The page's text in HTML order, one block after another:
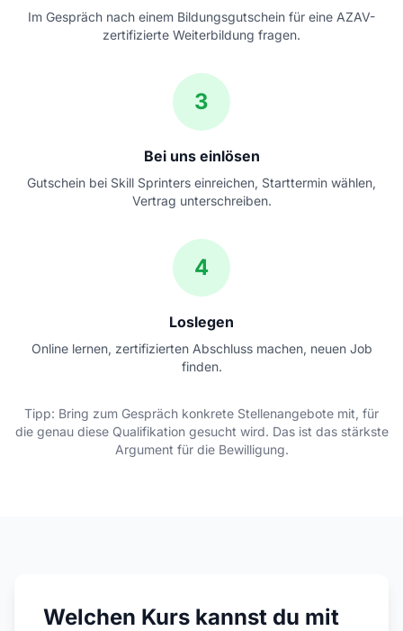
Im Gespräch nach einem Bildungsgutschein für eine AZAV-
zertifizierte Weiterbildung fragen.
3
Bei uns einlösen
Gutschein bei Skill Sprinters einreichen, Starttermin wählen,
Vertrag unterschreiben.
4
Loslegen
Online lernen, zertifizierten Abschluss machen, neuen Job
finden.
Tipp: Bring zum Gespräch konkrete Stellenangebote mit, für
die genau diese Qualifikation gesucht wird. Das ist das stärkste
Argument für die Bewilligung.
Welchen Kurs kannst du mit